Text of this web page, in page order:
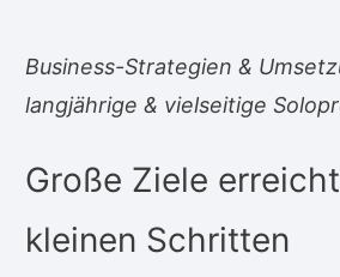
Business-Strategien &
langjährige & vielseitige
Große Ziele
kleinen Schritten